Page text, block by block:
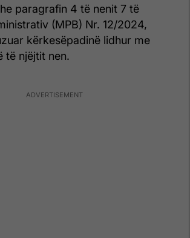
paragrafin 4 të nenit 7 të
(MPB) Nr. 12/2024,
kërkesëpadinë lidhur me
të njëjtit nen.